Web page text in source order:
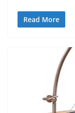
Read More